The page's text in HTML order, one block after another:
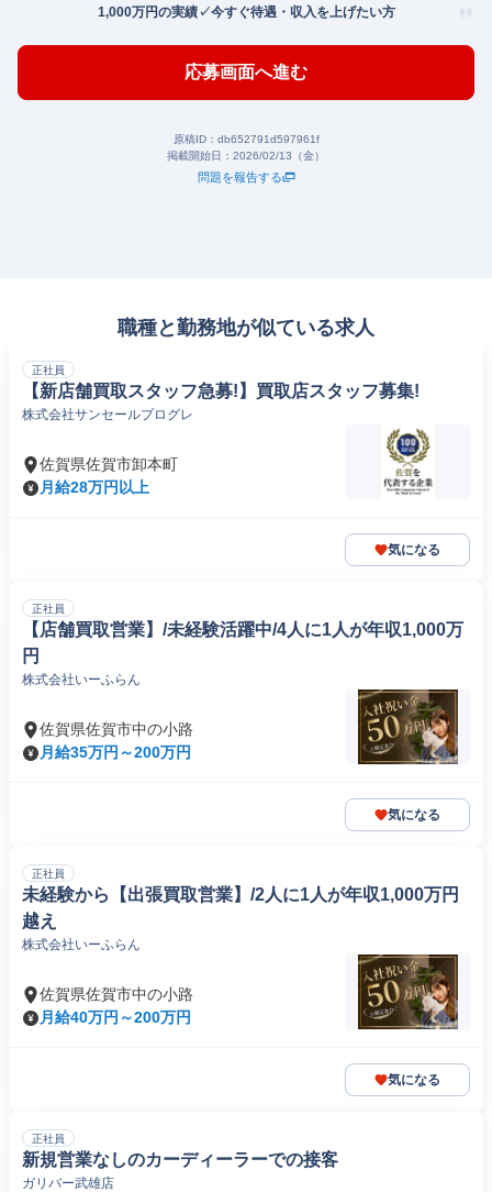
1,000万円の実績✓今すぐ待遇・収入を上げたい方
応募画面へ進む
原稿ID： db652791d597961f
掲載開始日： 2026/02/13（金）
問題を報告する
職種と勤務地が似ている求人
正社員
【新店舗買取スタッフ急募!】買取店スタッフ募集!
株式会社サンセールプログレ
佐賀県佐賀市卸本町
月給28万円以上
気になる
正社員
【店舗買取営業】/未経験活躍中/4人に1人が年収1,000万
円
株式会社いーふらん
佐賀県佐賀市中の小路
月給35万円～200万円
気になる
正社員
未経験から【出張買取営業】/2人に1人が年収1,000万円
越え
株式会社いーふらん
佐賀県佐賀市中の小路
月給40万円～200万円
気になる
正社員
新規営業なしのカーディーラーでの接客
ガリバー武雄店